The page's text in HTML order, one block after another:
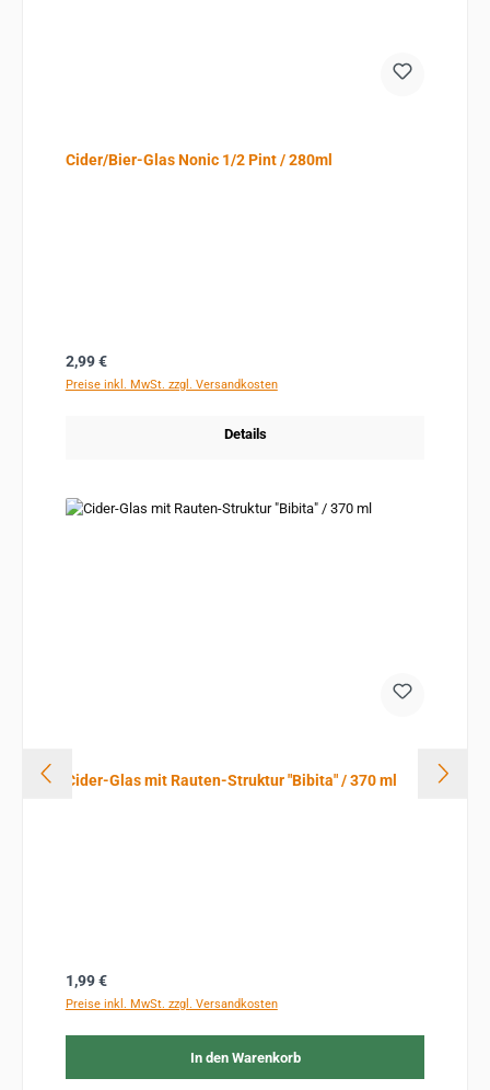
Cider/Bier-Glas Nonic 1/2 Pint / 280ml
Regulärer Preis:
2,99 €
Preise inkl. MwSt. zzgl. Versandkosten
Details
Cider-Glas mit Rauten-Struktur "Bibita" / 370 ml
Regulärer Preis:
1,99 €
Preise inkl. MwSt. zzgl. Versandkosten
In den Warenkorb